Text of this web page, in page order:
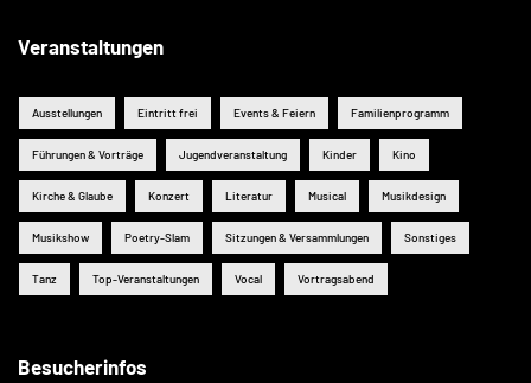
Veranstaltungen
Ausstellungen Eintritt frei Events & Feiern Familienprogramm
Führungen & Vorträge Jugendveranstaltung Kinder Kino
Kirche & Glaube Konzert Literatur Musical Musikdesign
Musikshow Poetry-Slam Sitzungen & Versammlungen Sonstiges
Tanz Top-Veranstaltungen Vocal Vortragsabend
Besucherinfos